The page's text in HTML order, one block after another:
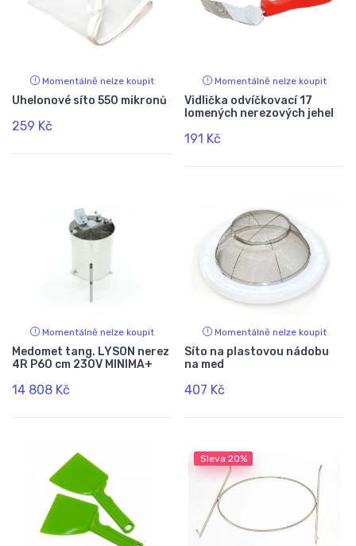
Momentálně nelze koupit
Uhelonové síto 550 mikronů
259 Kč
Momentálně nelze koupit
Vidlička odvíčkovací 17
lomených nerezových jehel
191 Kč
Momentálně nelze koupit
Medomet tang. LYSON nerez
4R P60 cm 230V MINIMA+
14 808 Kč
Momentálně nelze koupit
Síto na plastovou nádobu
na med
407 Kč
Sleva 20%